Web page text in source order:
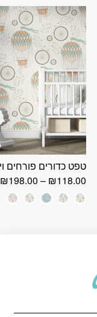
טפט כדורים פורחים
₪118.00
–
₪198.00